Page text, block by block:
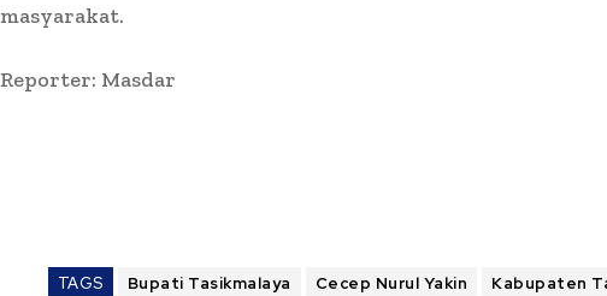
masyarakat.
Reporter: Masdar
TAGS Bupati Tasikmalaya Cecep Nurul Yakin
Kabupaten